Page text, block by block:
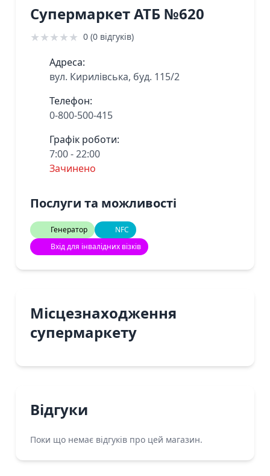
Супермаркет АТБ №620
★★★★★ 0 (0 відгуків)
Адреса:
вул. Кирилівська, буд. 115/2
Телефон:
0-800-500-415
Графік роботи:
7:00 - 22:00
Зачинено
Послуги та можливості
Генератор
NFC
Вхід для інвалідних візків
Місцезнаходження
супермаркету
Відгуки
Поки що немає відгуків про цей магазин.